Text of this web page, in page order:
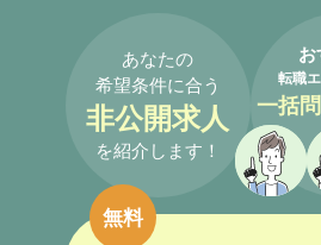
あなたの
希望条件に合う
非公開求人
を紹介します！
お
転職
一括
無料